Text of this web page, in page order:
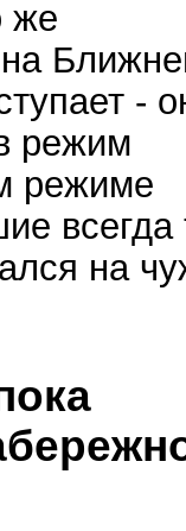
же
-
режим
режиме
всегда
на